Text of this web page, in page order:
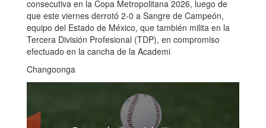
consecutiva en la Copa Metropolitana 2026, luego de
que este viernes derrotó 2-0 a Sangre de Campeón,
equipo del Estado de México, que también milita en la
Tercera División Profesional (TDP), en compromiso
efectuado en la cancha de la Academi
Changoonga